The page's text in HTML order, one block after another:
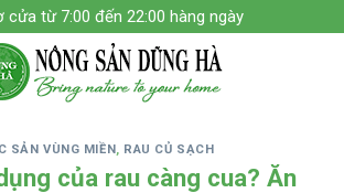
cửa từ 7:00 đến 22:00 hàng ngày
SẢN VÙNG MIỀN, RAU CỦ SẠCH
của rau càng cua? Ăn